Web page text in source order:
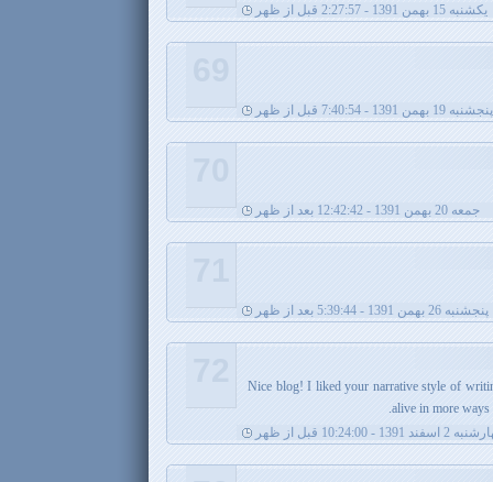
يکشنبه 15 بهمن 1391 - 2:27:57 قبل از ظهر
پنجشنبه 19 بهمن 1391 - 7:40:54 قبل از ظهر
جمعه 20 بهمن 1391 - 12:42:42 بعد از ظهر
پنجشنبه 26 بهمن 1391 - 5:39:44 بعد از ظهر
18. Nice blog! I liked your narrative style of
alive in more ways
1391 - 10:24:00 قبل از ظهر